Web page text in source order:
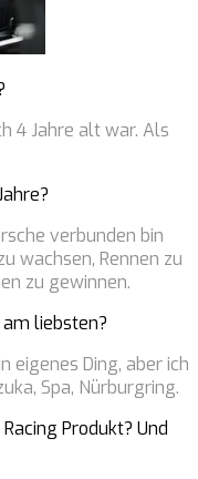
4 Jahre alt war. Als
verbunden bin
wachsen, Rennen zu
zu gewinnen.
liebsten?
eigenes Ding, aber ich
Spa, Nürburgring.
Produkt? Und